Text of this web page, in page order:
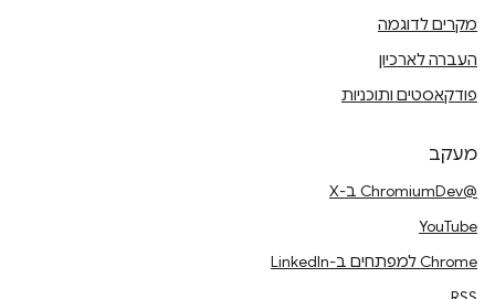
מקרים לדוגמה
העברה לארכיון
פודקאסטים ותוכניות
מעקב
@ChromiumDev ב-X
YouTube
Chrome למפתחים ב-LinkedIn